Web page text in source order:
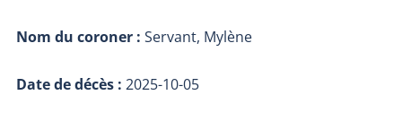
Nom du coroner : Servant, Mylène
Date de décès : 2025-10-05